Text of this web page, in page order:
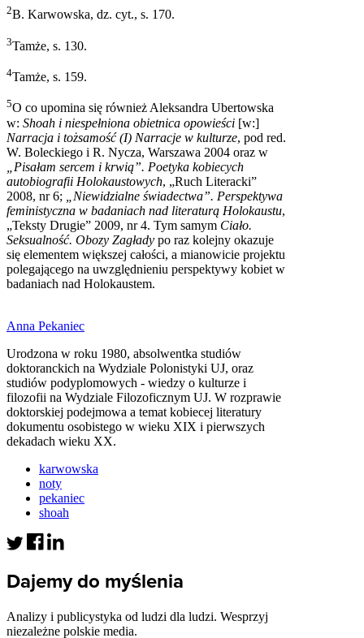
2B. Karwowska, dz. cyt., s. 170.
3Tamże, s. 130.
4Tamże, s. 159.
5O co upomina się również Aleksandra Ubertowska
w: Shoah i niespełniona obietnica opowieści [w:]
Narracja i tożsamość (I) Narracje w kulturze, pod red.
W. Boleckiego i R. Nycza, Warszawa 2004 oraz w
„Pisałam sercem i krwią”. Poetyka kobiecych
autobiografii Holokaustowych, „Ruch Literacki”
2008, nr 6;
„Niewidzialne świadectwa”. Perspektywa
feministyczna w badaniach nad literaturą Holokaustu,
„Teksty Drugie” 2009, nr 4. Tym samym Ciało.
Seksualność. Obozy Zagłady po raz kolejny okazuje
się elementem większej całości, a mianowicie projektu
polegającego na uwzględnieniu perspektywy kobiet w
badaniach nad Holokaustem.
Anna Pekaniec
Urodzona w roku 1980, absolwentka studiów
doktoranckich na Wydziale Polonistyki UJ, oraz
studiów podyplomowych - wiedzy o kulturze i
filozofii na Wydziale Filozoficznym UJ. W rozprawie
doktorskiej podejmowa a temat kobiecej literatury
dokumentu osobistego w wieku XIX i pierwszych
dekadach wieku XX.
karwowska
noty
pekaniec
shoah
Dajemy do myślenia
Analizy i publicystyka od ludzi dla ludzi. Wesprzyj
niezależne polskie media.